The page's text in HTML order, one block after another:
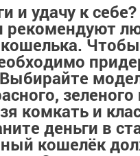
и удачу к
рекомендуют
зеленого
комкать и
деньги в
кошелёк